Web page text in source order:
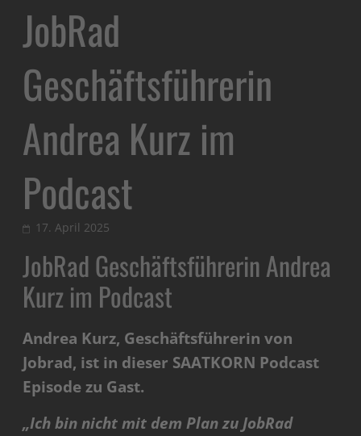
JobRad
Geschäftsführerin
Andrea Kurz im
Podcast
17. April 2025
JobRad Geschäftsführerin Andrea
Kurz im Podcast
Andrea Kurz, Geschäftsführerin von
Jobrad, ist in dieser SAATKORN Podcast
Episode zu Gast.
„Ich bin nicht mit dem Plan zu JobRad